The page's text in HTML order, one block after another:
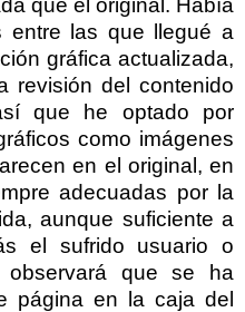
que el original. Había
entre las que llegué a
gráfica actualizada,
revisión del contenido
que he optado por
como imágenes
en el original, en
adecuadas por la
aunque suficiente a
el sufrido usuario o
observará que se ha
página en la caja del